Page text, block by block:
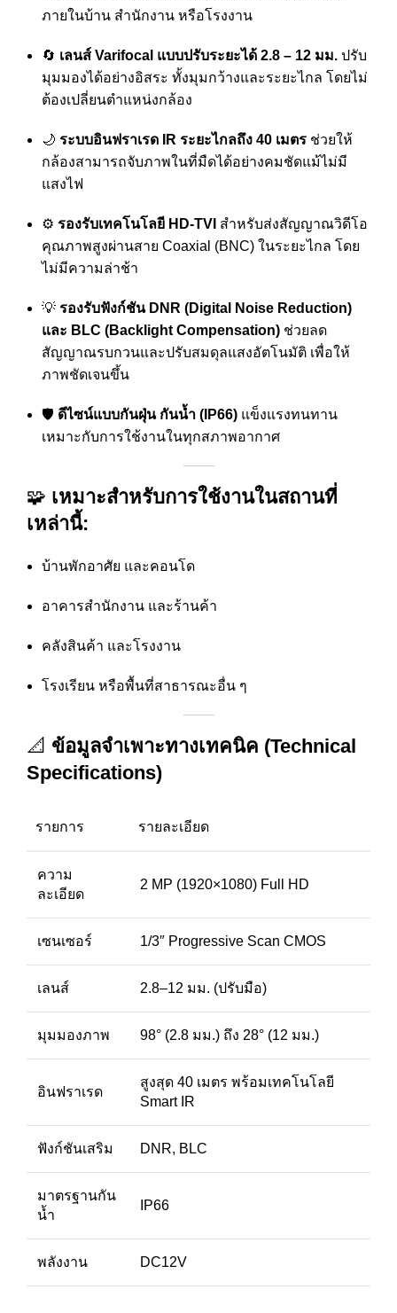
ภายในบ้าน สำนักงาน หรือโรงงาน
🔄 เลนส์ Varifocal แบบปรับระยะได้ 2.8 – 12 มม. ปรับ
มุมมองได้อย่างอิสระ ทั้งมุมกว้างและระยะไกล โดยไม่
ต้องเปลี่ยนตำแหน่งกล้อง
🌙 ระบบอินฟราเรด IR ระยะไกลถึง 40 เมตร ช่วยให้
กล้องสามารถจับภาพในที่มืดได้อย่างคมชัดแม้ไม่มี
แสงไฟ
⚙️ รองรับเทคโนโลยี HD-TVI สำหรับส่งสัญญาณวิดีโอ
คุณภาพสูงผ่านสาย Coaxial (BNC) ในระยะไกล โดย
ไม่มีความล่าช้า
💡 รองรับฟังก์ชัน DNR (Digital Noise Reduction)
และ BLC (Backlight Compensation) ช่วยลด
สัญญาณรบกวนและปรับสมดุลแสงอัตโนมัติ เพื่อให้
ภาพชัดเจนขึ้น
🛡️ ดีไซน์แบบกันฝุ่น กันน้ำ (IP66) แข็งแรงทนทาน
เหมาะกับการใช้งานในทุกสภาพอากาศ
🧩 เหมาะสำหรับการใช้งานในสถานที่
เหล่านี้:
บ้านพักอาศัย และคอนโด
อาคารสำนักงาน และร้านค้า
คลังสินค้า และโรงงาน
โรงเรียน หรือพื้นที่สาธารณะอื่น ๆ
📐 ข้อมูลจำเพาะทางเทคนิค (Technical
Specifications)
รายการ รายละเอียด
ความ
ละเอียด
2 MP (1920×1080) Full HD
เซนเซอร์ 1/3″ Progressive Scan CMOS
เลนส์ 2.8–12 มม. (ปรับมือ)
มุมมองภาพ 98° (2.8 มม.) ถึง 28° (12 มม.)
อินฟราเรด
สูงสุด 40 เมตร พร้อมเทคโนโลยี
Smart IR
ฟังก์ชันเสริม DNR, BLC
มาตรฐานกัน
น้ำ
IP66
พลังงาน DC12V